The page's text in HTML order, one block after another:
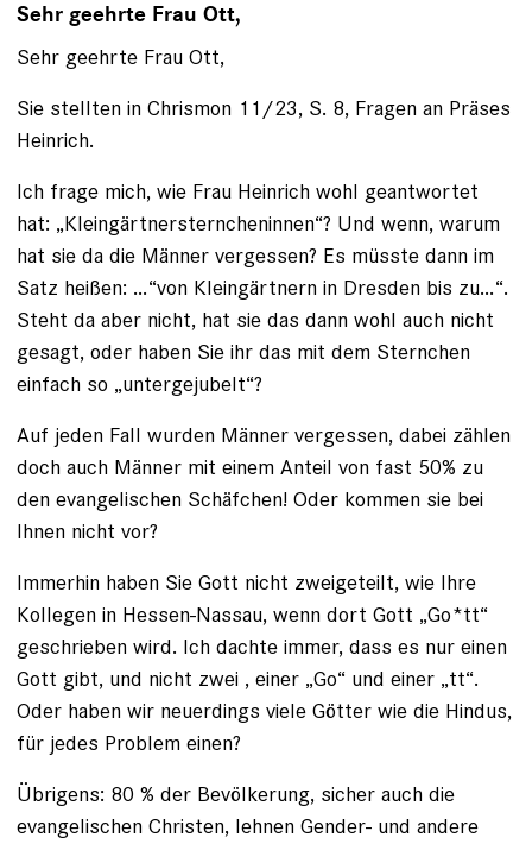
Sehr geehrte Frau Ott,
Sehr geehrte Frau Ott,
Sie stellten in Chrismon 11/23, S. 8, Fragen an Präses
Heinrich.
Ich frage mich, wie Frau Heinrich wohl geantwortet
hat: „Kleingärtnersterncheninnen“? Und wenn, warum
hat sie da die Männer vergessen? Es müsste dann im
Satz heißen: …“von Kleingärtnern in Dresden bis zu…“.
Steht da aber nicht, hat sie das dann wohl auch nicht
gesagt, oder haben Sie ihr das mit dem Sternchen
einfach so „untergejubelt“?
Auf jeden Fall wurden Männer vergessen, dabei zählen
doch auch Männer mit einem Anteil von fast 50% zu
den evangelischen Schäfchen! Oder kommen sie bei
Ihnen nicht vor?
Immerhin haben Sie Gott nicht zweigeteilt, wie Ihre
Kollegen in Hessen-Nassau, wenn dort Gott „Go*tt“
geschrieben wird. Ich dachte immer, dass es nur einen
Gott gibt, und nicht zwei , einer „Go“ und einer „tt“.
Oder haben wir neuerdings viele Götter wie die Hindus,
für jedes Problem einen?
Übrigens: 80 % der Bevölkerung, sicher auch die
evangelischen Christen, lehnen Gender- und andere